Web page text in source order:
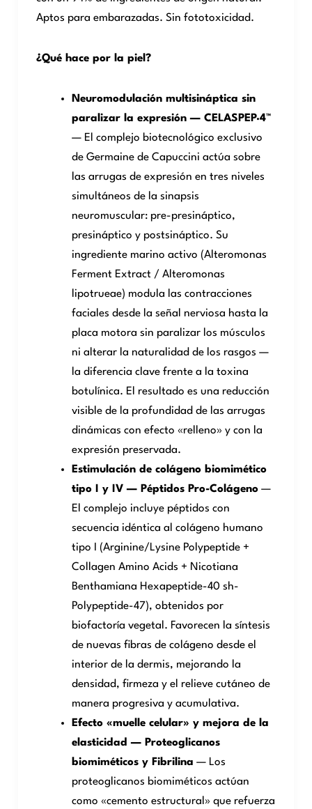
Aptos para embarazadas. Sin fototoxicidad.
¿Qué hace por la piel?
Neuromodulación multisináptica sin
paralizar la expresión — CELASPEP·4™
— El complejo biotecnológico exclusivo
de Germaine de Capuccini actúa sobre
las arrugas de expresión en tres niveles
simultáneos de la sinapsis
neuromuscular: pre-presináptico,
presináptico y postsináptico. Su
ingrediente marino activo (Alteromonas
Ferment Extract / Alteromonas
lipotrueae) modula las contracciones
faciales desde la señal nerviosa hasta la
placa motora sin paralizar los músculos
ni alterar la naturalidad de los rasgos —
la diferencia clave frente a la toxina
botulínica. El resultado es una reducción
visible de la profundidad de las arrugas
dinámicas con efecto «relleno» y con la
expresión preservada.
Estimulación de colágeno biomimético
tipo I y IV — Péptidos Pro-Colágeno—
El complejo incluye péptidos con
secuencia idéntica al colágeno humano
tipo I (Arginine/Lysine Polypeptide +
Collagen Amino Acids + Nicotiana
Benthamiana Hexapeptide-40 sh-
Polypeptide-47), obtenidos por
biofactoría vegetal. Favorecen la síntesis
de nuevas fibras de colágeno desde el
interior de la dermis, mejorando la
densidad, firmeza y el relieve cutáneo de
manera progresiva y acumulativa.
Efecto «muelle celular» y mejora de la
elasticidad — Proteoglicanos
biomiméticos y Fibrilina — Los
proteoglicanos biomiméticos actúan
como «cemento estructural» que refuerza